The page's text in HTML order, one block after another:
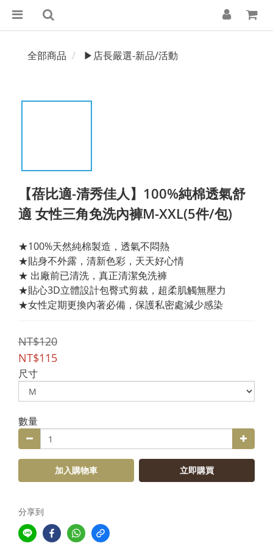
全部商品 ▶店長嚴選-新品/活動
【蓓比適-清秀佳人】100%純棉透氣舒
適 女性三角免洗內褲M-XXL(5件/包)
★100%天然純棉製造，透氣不悶熱
★貼身不外露，清新色彩，天天好心情
★ 出廠前已清洗，真正清潔免洗褲
★貼心3D立體設計包臀式剪裁，超柔肌觸無壓力
★女性定期更換內著必備，保護私密處減少感染
NT$120
NT$115
尺寸
數量
加入購物車 立即購買
分享到